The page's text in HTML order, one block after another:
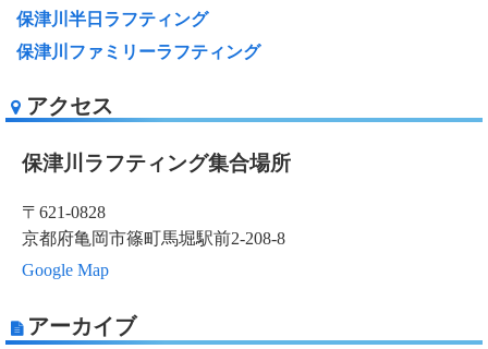
保津川半日ラフティング
保津川ファミリーラフティング
アクセス
保津川ラフティング集合場所
〒621-0828
京都府亀岡市篠町馬堀駅前2-208-8
Google Map
アーカイブ